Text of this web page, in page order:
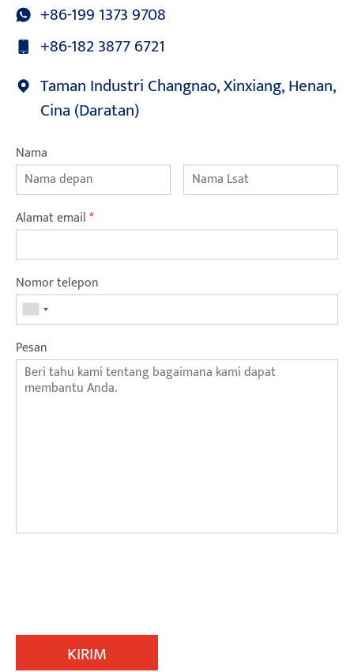
+86-199 1373 9708
+86-182 3877 6721
Taman Industri Changnao, Xinxiang, Henan,
Cina (Daratan)
Nama
Alamat email*
Nomor telepon
Pesan
KIRIM